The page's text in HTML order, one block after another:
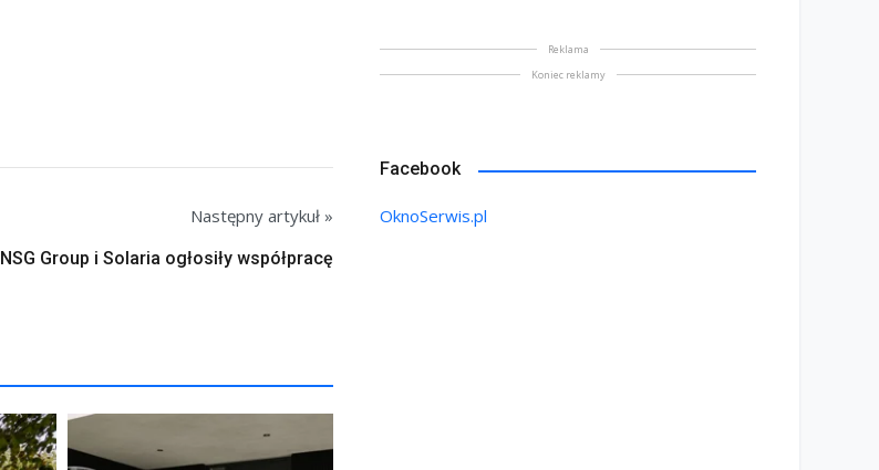
Następny artykuł »
NSG Group i Solaria ogłosiły współpracę
Reklama
Koniec reklamy
Facebook
OknoSerwis.pl